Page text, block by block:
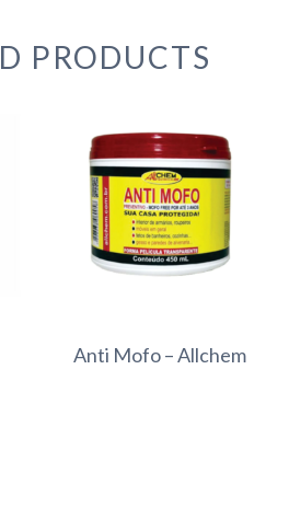
PRODUCTS
Anti Mofo – Allchem